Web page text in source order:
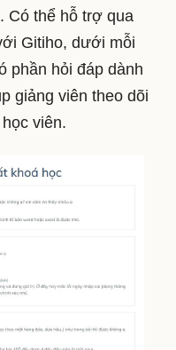
Có thể hỗ trợ qua
Gitiho, dưới mỗi
phần hỏi đáp dành
giảng viên theo dõi
viên.